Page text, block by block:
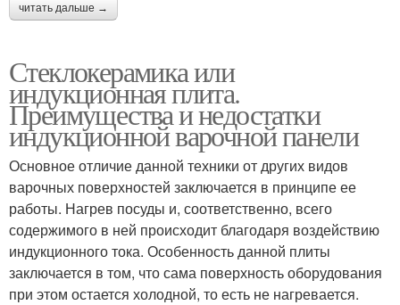
читать дальше →
Стеклокерамика или
индукционная плита.
Преимущества и недостатки
индукционной варочной панели
Основное отличие данной техники от других видов
варочных поверхностей заключается в принципе ее
работы. Нагрев посуды и, соответственно, всего
содержимого в ней происходит благодаря воздействию
индукционного тока. Особенность данной плиты
заключается в том, что сама поверхность оборудования
при этом остается холодной, то есть не нагревается.